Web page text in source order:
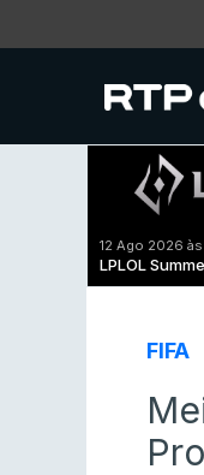
12 Ago 2026
LPLOL
FIFA